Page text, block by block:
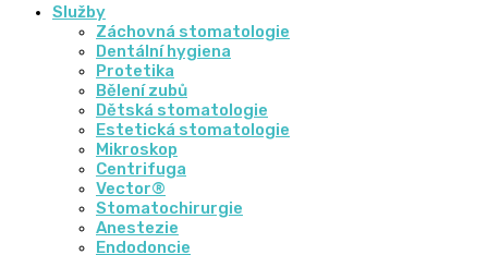
Služby
Záchovná stomatologie
Dentální hygiena
Protetika
Bělení zubů
Dětská stomatologie
Estetická stomatologie
Mikroskop
Centrifuga
Vector®
Stomatochirurgie
Anestezie
Endodoncie